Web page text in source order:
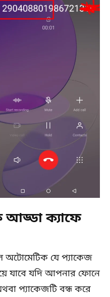
আড্ডা ক্যাফে
অটোমেটিক যে প্যাকেজ
যাবে যদি আপনার ফোনে
প্যাকেজটি বন্ধ করে